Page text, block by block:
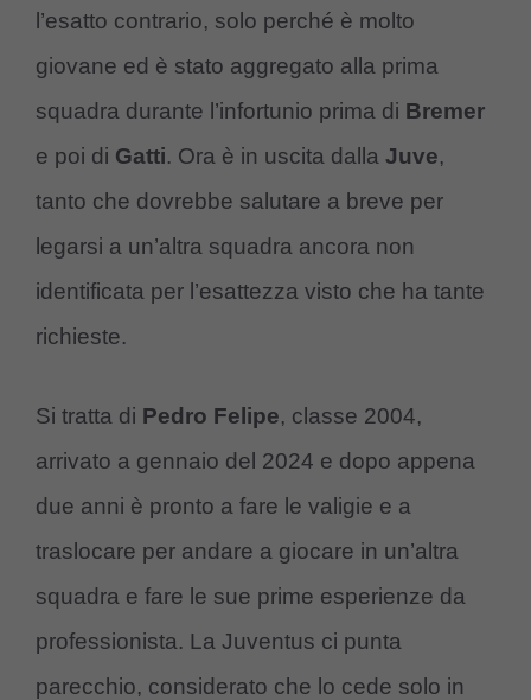
l’esatto contrario, solo perché è molto
giovane ed è stato aggregato alla prima
squadra durante l’infortunio prima di Bremer
e poi di Gatti. Ora è in uscita dalla Juve,
tanto che dovrebbe salutare a breve per
legarsi a un’altra squadra ancora non
identificata per l’esattezza visto che ha tante
richieste.
Si tratta di Pedro Felipe, classe 2004,
arrivato a gennaio del 2024 e dopo appena
due anni è pronto a fare le valigie e a
traslocare per andare a giocare in un’altra
squadra e fare le sue prime esperienze da
professionista. La Juventus ci punta
parecchio, considerato che lo cede solo in